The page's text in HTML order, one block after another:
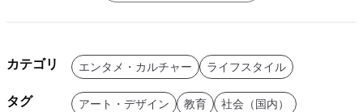
カテゴリ エンタメ・カルチャー ライフスタイル
タグ アート・デザイン 教育 社会（国内）